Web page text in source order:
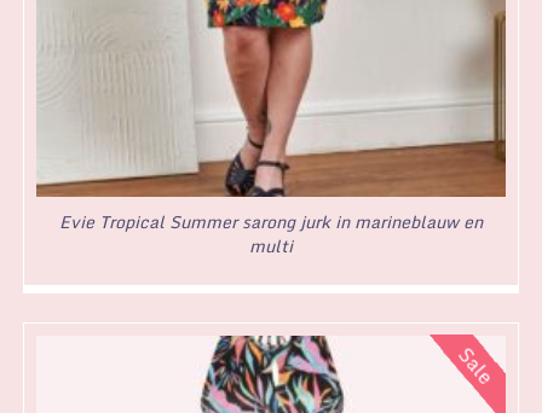
Evie Tropical Summer sarong jurk in marineblauw en
multi